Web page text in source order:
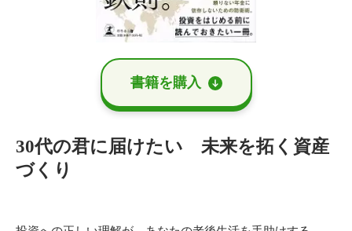
書籍を購⼊
30代の君に届けたい 未来を拓く資産
づくり